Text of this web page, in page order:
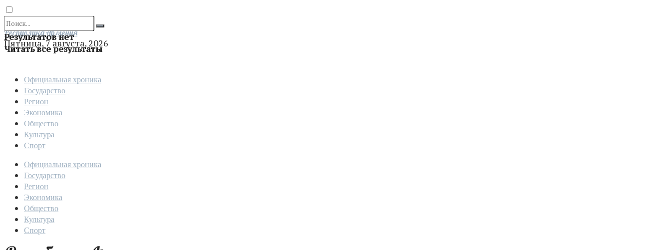
Результатов нет
Читать все результаты
Отправить
Республика Армения
Пятница, 7 августа, 2026
Официальная хроника
Государство
Регион
Экономика
Общество
Культура
Спорт
Официальная хроника
Государство
Регион
Экономика
Общество
Культура
Спорт